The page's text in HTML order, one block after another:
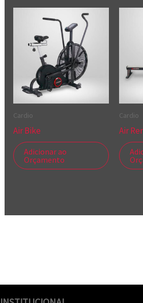
Cardio
Air Bike
Adicionar ao
Orçamento
Cardio
Air